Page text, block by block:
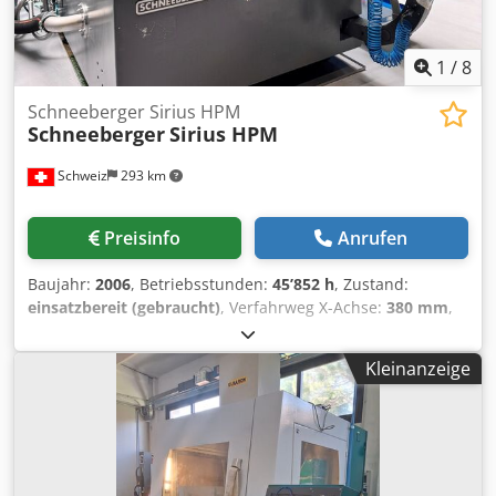
1 /8
Schweiz 293 km
Schneeberger Sirius HPM
SchneebergerSirius HPM
Preisinfo Anrufen
Baujahr: 2006, Betriebsstunden: 45’852 h, Zustand:
einsatzbereit (gebraucht), Verfahrweg X-Achse: 380 mm,
280 mm, Verfahrweg Z-Achse:
mm, Steuerungshersteller:FANUC, Steuerungsmodell:
Series 160i-MB, Gesamtgewicht: 8’000 kg, Gesamtbreite:
, Gesamthöhe:2’200 mm, Leistung des
Spindelmotors:9’000 W , Produktlänge (max.):
Spindeldrehzahl (max.):6’000 U/min , Anzahl der Achsen:
, Diese 5-Achsen-Schleifmaschine vom Typ Schneeberger
Kleinanzeige